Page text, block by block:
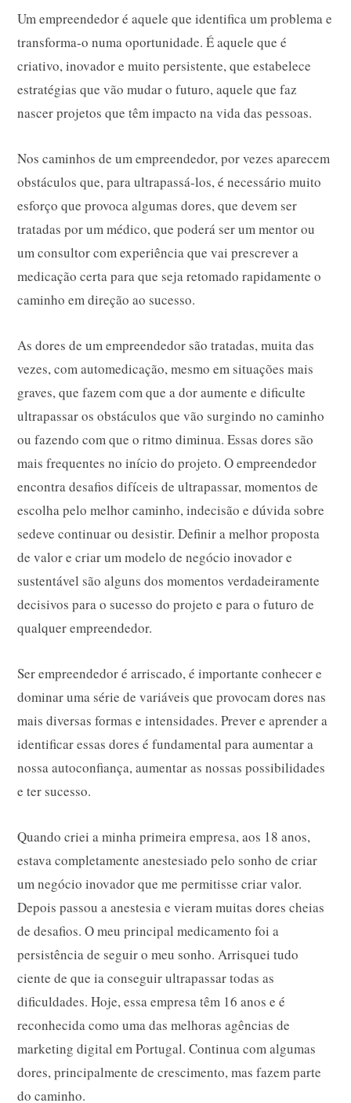
Um empreendedor é aquele que identifica um problema e
transforma-o numa oportunidade. É aquele que é
criativo, inovador e muito persistente, que estabelece
estratégias que vão mudar o futuro, aquele que faz
nascer projetos que têm impacto na vida das pessoas.
Nos caminhos de um empreendedor, por vezes aparecem
obstáculos que, para ultrapassá-los, é necessário muito
esforço que provoca algumas dores, que devem ser
tratadas por um médico, que poderá ser um mentor ou
um consultor com experiência que vai prescrever a
medicação certa para que seja retomado rapidamente o
caminho em direção ao sucesso.
As dores de um empreendedor são tratadas, muita das
vezes, com automedicação, mesmo em situações mais
graves, que fazem com que a dor aumente e dificulte
ultrapassar os obstáculos que vão surgindo no caminho
ou fazendo com que o ritmo diminua. Essas dores são
mais frequentes no início do projeto. O empreendedor
encontra desafios difíceis de ultrapassar, momentos de
escolha pelo melhor caminho, indecisão e dúvida sobre
sedeve continuar ou desistir. Definir a melhor proposta
de valor e criar um modelo de negócio inovador e
sustentável são alguns dos momentos verdadeiramente
decisivos para o sucesso do projeto e para o futuro de
qualquer empreendedor.
Ser empreendedor é arriscado, é importante conhecer e
dominar uma série de variáveis que provocam dores nas
mais diversas formas e intensidades. Prever e aprender a
identificar essas dores é fundamental para aumentar a
nossa autoconfiança, aumentar as nossas possibilidades
e ter sucesso.
Quando criei a minha primeira empresa, aos 18 anos,
estava completamente anestesiado pelo sonho de criar
um negócio inovador que me permitisse criar valor.
Depois passou a anestesia e vieram muitas dores cheias
de desafios. O meu principal medicamento foi a
persistência de seguir o meu sonho. Arrisquei tudo
ciente de que ia conseguir ultrapassar todas as
dificuldades. Hoje, essa empresa têm 16 anos e é
reconhecida como uma das melhoras agências de
marketing digital em Portugal. Continua com algumas
dores, principalmente de crescimento, mas fazem parte
do caminho.